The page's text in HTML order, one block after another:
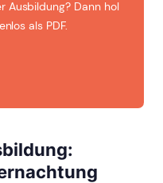
Ausbildung? Dann hol
als PDF.